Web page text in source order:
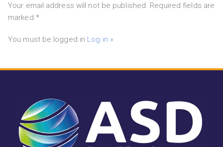
Your email address will not be published. Required fields are
marked *
You must be logged in Log in »